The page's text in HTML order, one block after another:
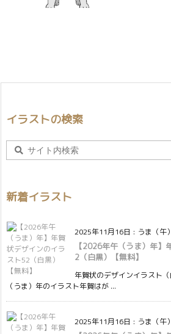
イラストの検索
新着イラスト
2025年11月16日 : うま（午）
【2026年午（うま）年
2（白黒）【無料】
年賀状のデザインイラスト
（うま）年のイラスト年賀はが ...
2025年11月16日 : うま（午）